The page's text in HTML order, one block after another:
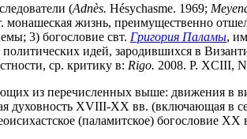
(Adnès. Hésychasme. 1969;
жизнь, преимущественно
3) богословие свт. Григория Паламы,
идей, зародившихся в
ср. критику в: Rigo. 2008. P. XCIII,
из перечисленных выше: движения в
духовность XVIII-XX вв. (включающая в
(паламитское) богословие XX